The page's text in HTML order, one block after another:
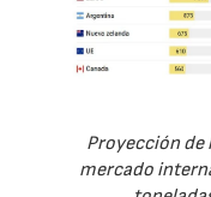
Proyección de
mercado